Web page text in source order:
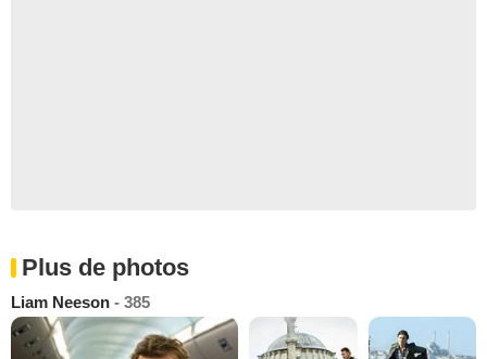
Plus de photos
Liam Neeson - 385